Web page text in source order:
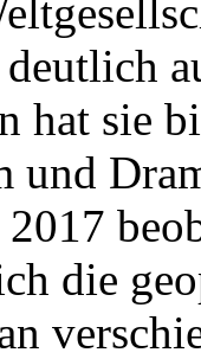
hat sie
und
2017
die